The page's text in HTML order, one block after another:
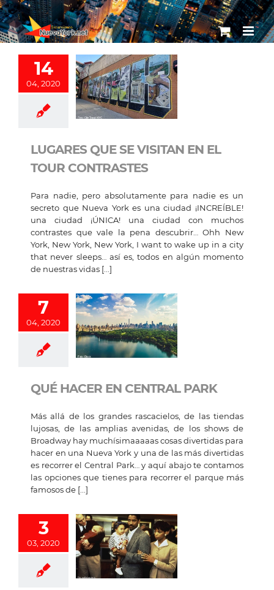
Skip
to
content
14
04, 2020
LUGARES QUE SE VISITAN EN EL
TOUR CONTRASTES
Para nadie, pero absolutamente para nadie es un
secreto que Nueva York es una ciudad ¡INCREÍBLE!
una ciudad ¡ÚNICA! una ciudad con muchos
contrastes que vale la pena descubrir… Ohh New
York, New York, New York, I want to wake up in a city
that never sleeps… así es, todos en algún momento
de nuestras vidas [...]
7
04, 2020
QUÉ HACER EN CENTRAL PARK
Más allá de los grandes rascacielos, de las tiendas
lujosas, de las amplias avenidas, de los shows de
Broadway hay muchísimaaaaas cosas divertidas para
hacer en una Nueva York y una de las más divertidas
es recorrer el Central Park… y aquí abajo te contamos
las opciones que tienes para recorrer el parque más
famosos de [...]
3
03, 2020